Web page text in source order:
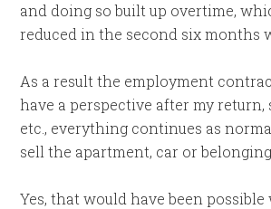
and doing so built up overtime,
reduced in the second six months
As a result the employment
have a perspective after my return,
etc., everything continues as
sell the apartment, car or
Yes, that would have been